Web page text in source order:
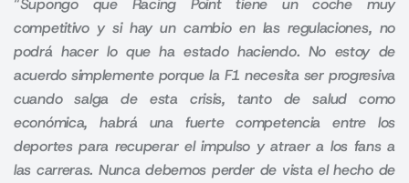
“Supongo que Racing Point tiene un coche muy
competitivo y si hay un cambio en las regulaciones, no
podrá hacer lo que ha estado haciendo. No estoy de
acuerdo simplemente porque la F1 necesita ser progresiva
cuando salga de esta crisis, tanto de salud como
económica, habrá una fuerte competencia entre los
deportes para recuperar el impulso y atraer a los fans a
las carreras. Nunca debemos perder de vista el hecho de